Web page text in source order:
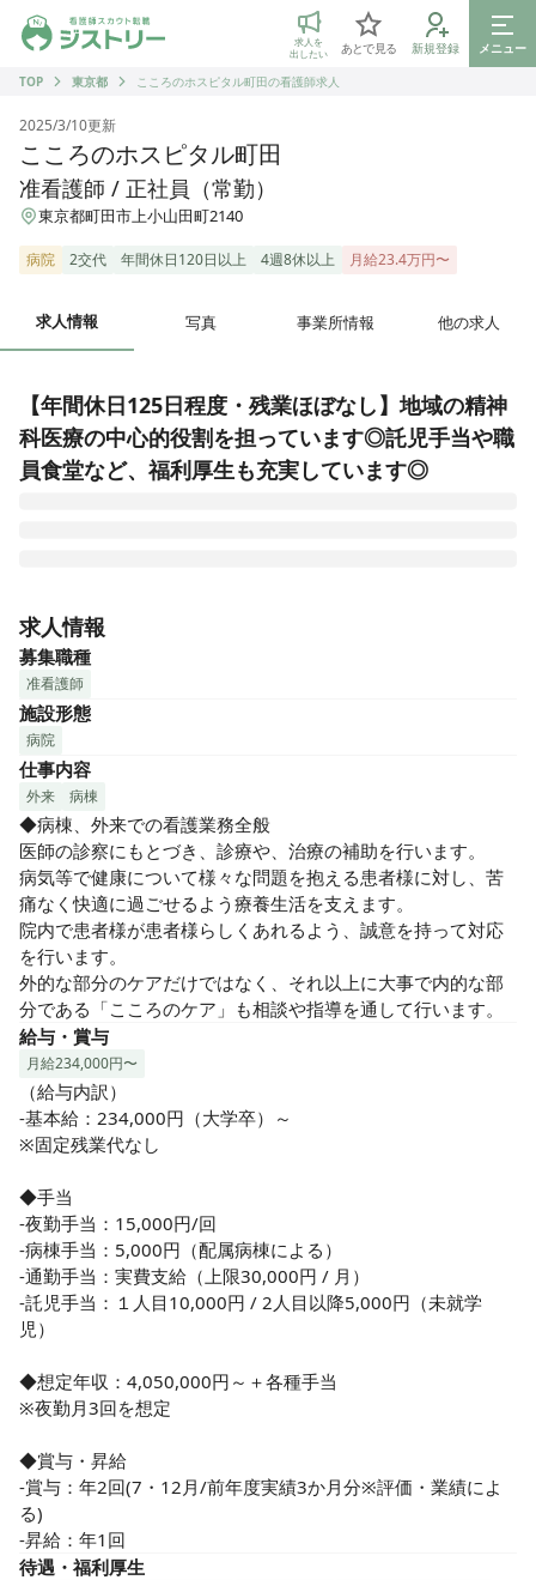
ジストリー 看護師の転職マッチング
求人を
出したい
あとで見る 新規登録
メニュー
TOP
東京都 こころのホスピタル町田の看護師求人
2025/3/10更新
こころのホスピタル町田
准看護師 / 正社員（常勤）
東京都町田市上小山田町2140
病院 2交代 年間休日120日以上 4週8休以上 月給23.4万円〜
求人情報 写真 事業所情報 他の求人
【年間休日125日程度・残業ほぼなし】地域の精神
科医療の中心的役割を担っています◎託児手当や職
員食堂など、福利厚生も充実しています◎
科医療の中心的役割を担っています。
精神科の病気全般の治療を行っていますが、中でも若年から
高年までの統合失調症、認知症、うつ病や不安性障害などの
入院と外来治療に力を入れています。
当院ではリハビリテーションにも力を入れており、精神科病
院では珍しい身体リハビリテーションが行える理学療法室
（PT室）があります。
PT・OTスタッフも充実しているうえ、さらにSTが常勤してい
ることも当院の特徴であり、入院早期からリハビリを行なう
ことで日常生活が快適に送れるよう行う基本動作訓練から筋
力増強まで様々なプログラムを提供しています。
また、当院は精神科医の他に内科医が常勤医しており、精神
科治療に加え、内科的治療も行うことが出来ます。
その他にも、カウセリング・訪問看護・訪問診療などで精神
面を支え、患者さまの早期治療と社会復帰に力を注いでおり
ます。
求人情報
募集職種
准看護師
施設形態
病院
仕事内容
外来 病棟
◆病棟、外来での看護業務全般
医師の診察にもとづき、診療や、治療の補助を行います。
病気等で健康について様々な問題を抱える患者様に対し、苦
痛なく快適に過ごせるよう療養生活を支えます。
院内で患者様が患者様らしくあれるよう、誠意を持って対応
を行います。
外的な部分のケアだけではなく、それ以上に大事で内的な部
分である「こころのケア」も相談や指導を通して行います。
給与・賞与
月給234,000円〜
（給与内訳）
-基本給：234,000円（大学卒）～
※固定残業代なし
◆手当
-夜勤手当：15,000円/回
-病棟手当：5,000円（配属病棟による）
-通勤手当：実費支給（上限30,000円 / 月）
-託児手当：１人目10,000円 / 2人目以降5,000円（未就学
児）
◆想定年収：4,050,000円～＋各種手当
※夜勤月3回を想定
◆賞与・昇給
-賞与：年2回(7・12月/前年度実績3か月分※評価・業績によ
る)
-昇給：年1回
待遇・福利厚生